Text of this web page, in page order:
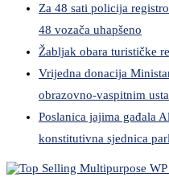
Za 48 sati policija
48 vozača uhapšeno
Žabljak obara turističke
Vrijedna donacija
obrazovno-vaspitnim
Poslanica jajima gađala
konstitutivna sjednica